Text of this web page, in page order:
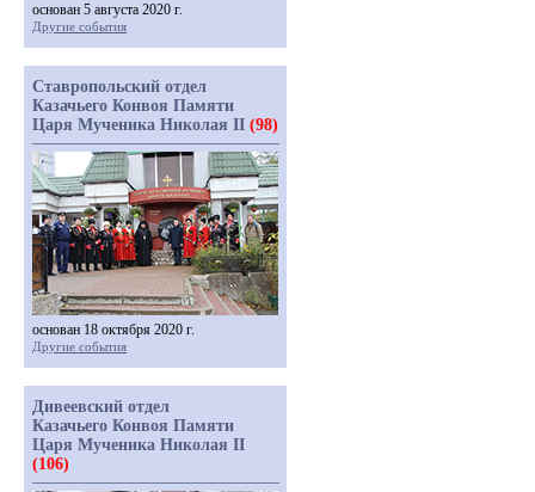
основан 5 августа 2020 г.
Другие события
Ставропольский отдел
Казачьего Конвоя Памяти
Царя Мученика Николая II (98)
основан 18 октября 2020 г.
Другие события
Дивеевский отдел
Казачьего Конвоя Памяти
Царя Мученика Николая II
(106)